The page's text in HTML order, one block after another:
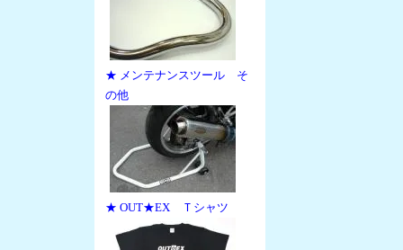
★ メンテナンスツール そ
の他
★ OUT★EX Ｔシャツ